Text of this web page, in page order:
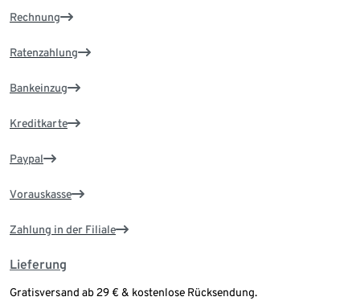
Rechnung
Ratenzahlung
Bankeinzug
Kreditkarte
Paypal
Vorauskasse
Zahlung in der Filiale
Lieferung
Gratisversand ab 29 € & kostenlose Rücksendung.